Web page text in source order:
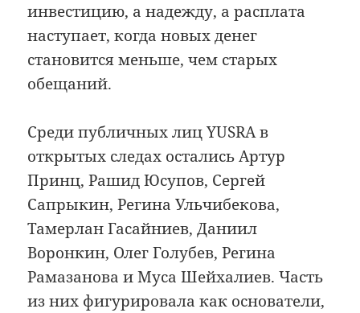
инвестицию, а надежду, а расплата
наступает, когда новых денег
становится меньше, чем старых
обещаний.
Среди публичных лиц YUSRA в
открытых следах остались Артур
Принц, Рашид Юсупов, Сергей
Сапрыкин, Регина Ульчибекова,
Тамерлан Гасайниев, Даниил
Воронкин, Олег Голубев, Регина
Рамазанова и Муса Шейхалиев. Часть
из них фигурировала как основатели,